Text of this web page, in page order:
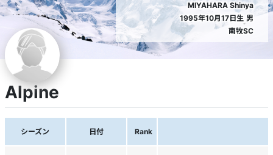
MIYAHARA Shinya
1995年10月17日生 男
南牧SC
Alpine
シーズン 日付 Rank